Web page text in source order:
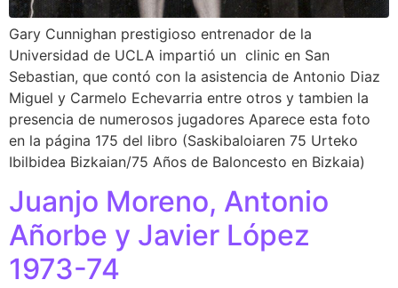
Gary Cunnighan prestigioso entrenador de la
Universidad de UCLA impartió un clinic en San
Sebastian, que contó con la asistencia de Antonio Diaz
Miguel y Carmelo Echevarria entre otros y tambien la
presencia de numerosos jugadores Aparece esta foto
en la página 175 del libro (Saskibaloiaren 75 Urteko
Ibilbidea Bizkaian/75 Años de Baloncesto en Bizkaia)
Juanjo Moreno, Antonio
Añorbe y Javier López
1973-74